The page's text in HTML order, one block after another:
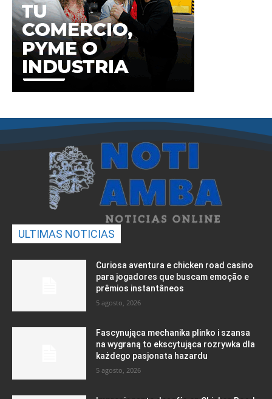
ULTIMAS NOTICIAS
Curiosa aventura e chicken road casino
para jogadores que buscam emoção e
prêmios instantâneos
5 agosto, 2026
Fascynująca mechanika plinko i szansa
na wygraną to ekscytująca rozrywka dla
każdego pasjonata hazardu
5 agosto, 2026